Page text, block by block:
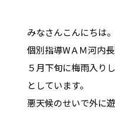
みなさんこんにちは。
個別指導WＡＭ河内長
５月下旬に梅雨入り
としています。
悪天候のせいで外に